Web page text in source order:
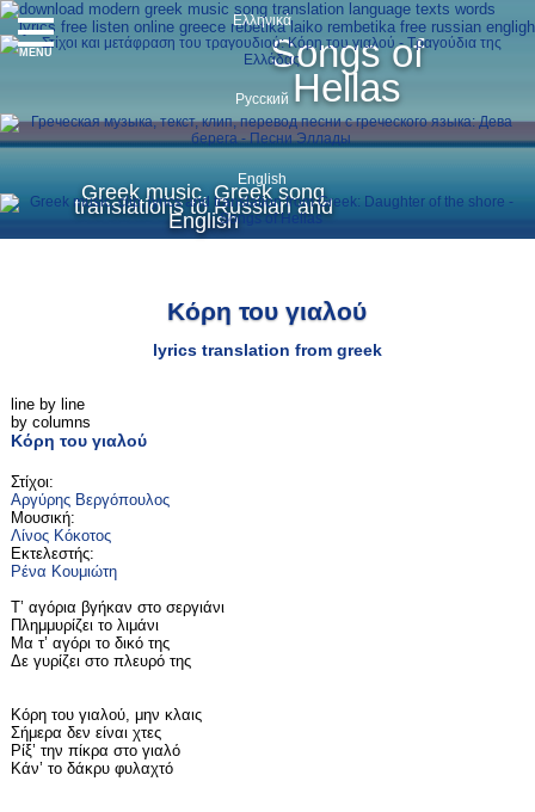
Songs of
Hellas
Greek music, Greek song
translations to Russian and
English
Ελληνικά
Русский
English
MENU
Κόρη του γιαλού
lyrics translation from greek
line by line
by columns
Κόρη του γιαλού
Στίχοι:
Αργύρης Βεργόπουλος
Μουσική:
Λίνος Κόκοτος
Εκτελεστής:
Ρένα Κουμιώτη
Τ’ αγόρια βγήκαν στο σεργιάνι
Πλημμυρίζει το λιμάνι
Μα τ’ αγόρι το δικό της
Δε γυρίζει στο πλευρό της
Κόρη του γιαλού, μην κλαις
Σήμερα δεν είναι χτες
Ρίξ’ την πίκρα στο γιαλό
Κάν’ το δάκρυ φυλαχτό